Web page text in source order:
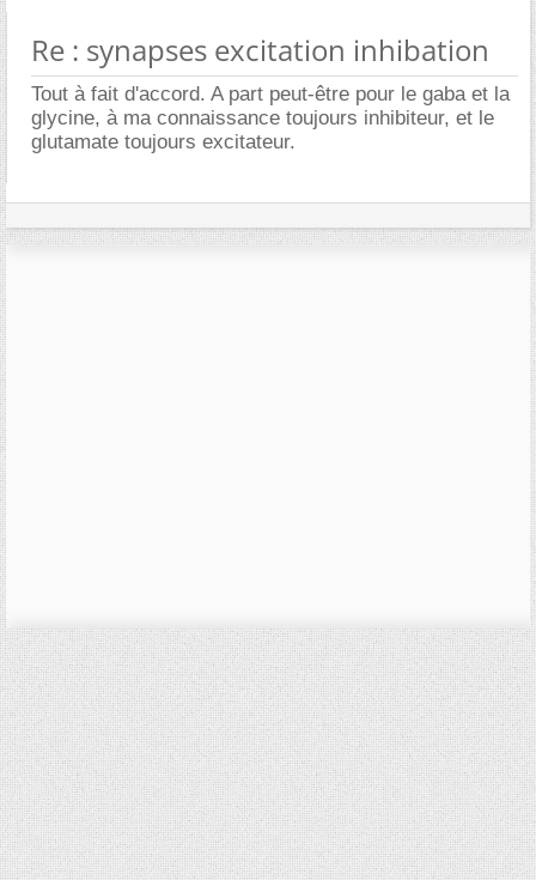
Re : synapses excitation inhibation
Tout à fait d'accord. A part peut-être pour le gaba et la
glycine, à ma connaissance toujours inhibiteur, et le
glutamate toujours excitateur.